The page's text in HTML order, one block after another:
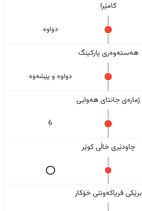
کامێرا
دواوە
هەستەوەری پارکینگ
دواوە و پێشەوە
ژمارەی جانتای هەوایی
6
چاودێری خاڵی کوێر
برێکی فریاکەوتنی خۆکار